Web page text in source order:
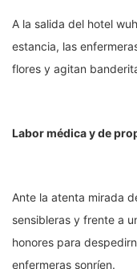
A la salida del hotel
estancia, las
flores y agitan
Labor médica y de
Ante la atenta mirada
sensibleras y frente a
honores para
enfermeras sonríen.